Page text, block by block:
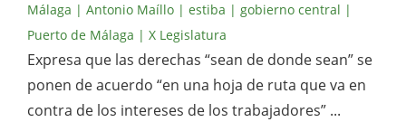
Málaga | Antonio Maíllo | estiba | gobierno central |
Puerto de Málaga | X Legislatura
Expresa que las derechas “sean de donde sean” se
ponen de acuerdo “en una hoja de ruta que va en
contra de los intereses de los trabajadores” ...